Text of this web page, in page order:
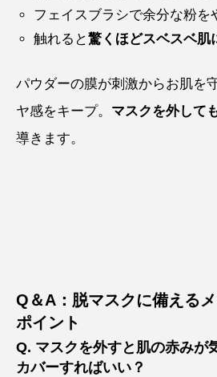
フェイスブラシで余分な粉を
触れると驚くほどスベスベ肌
パウダーの膜が刺激からお肌を
ヤ感をキープ。 マスクを外して
導きます。
Q＆A：脱マスクに備える
ポイント
Q. マスクを外すと肌の赤みが
カバーすればいい？